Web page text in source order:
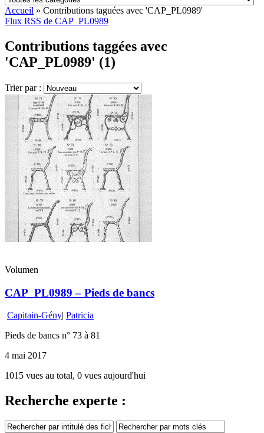
Accueil » Contributions taguées avec 'CAP_PL0989'
Flux RSS de CAP_PL0989
Contributions taggées avec
'CAP_PL0989' (1)
Trier par :
Volumen
CAP_PL0989 – Pieds de bancs
Capitain-Gény| Patricia
Pieds de bancs n° 73 à 81
4 mai 2017
1015 vues au total, 0 vues aujourd'hui
Recherche experte :